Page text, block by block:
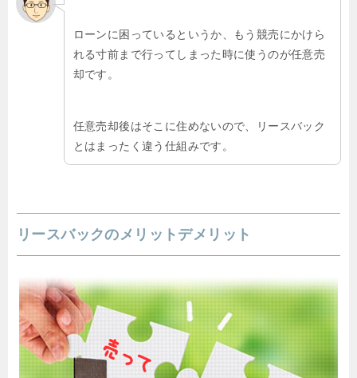
ローンに困っているというか、もう競売にかけら
れる寸前まで行ってしまった時に使うのが任意売
却です。
任意売却後はそこに住めないので、リースバック
とはまったく違う仕組みです。
リースバックのメリットデメリット